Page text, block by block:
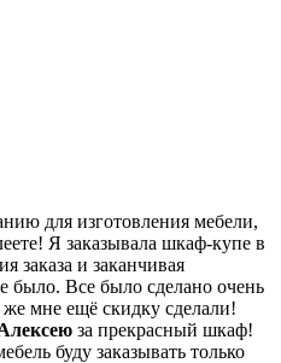
для изготовления мебели,
Я заказывала шкаф-купе в
заказа и заканчивая
было. Все было сделано очень
мне ещё скидку сделали!
за прекрасный шкаф!
буду заказывать только